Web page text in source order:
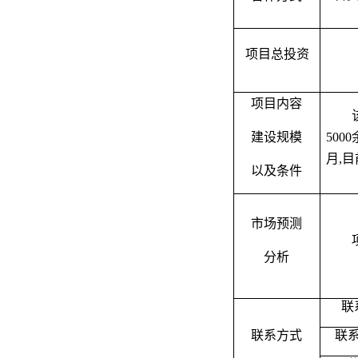
项目总投资
项目内容
建设规模
以及条件
5000
月,
市场预测
分析
联系方式
联
联